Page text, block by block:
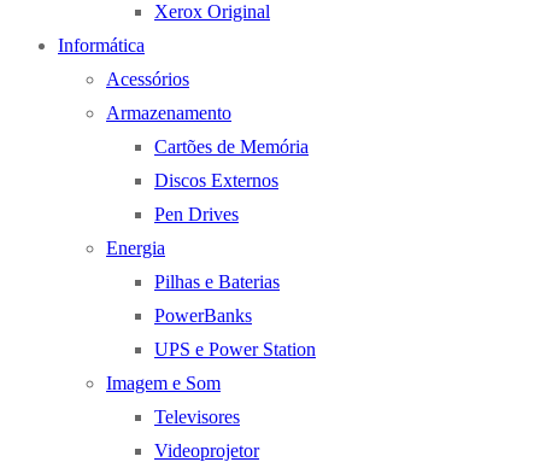
Xerox Original
Informática
Acessórios
Armazenamento
Cartões de Memória
Discos Externos
Pen Drives
Energia
Pilhas e Baterias
PowerBanks
UPS e Power Station
Imagem e Som
Televisores
Videoprojetor